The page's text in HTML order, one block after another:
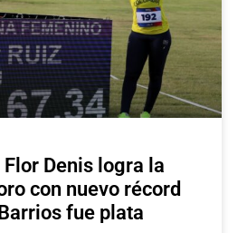
Denis logra la
con nuevo récord
fue plata